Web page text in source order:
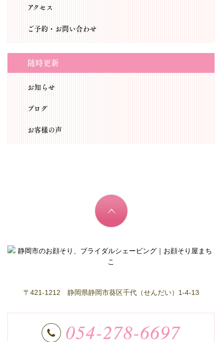
アクセス
ご予約・お問い合わせ
随時更新
お知らせ
ブログ
お客様の声
〒421-1212 静岡県静岡市葵区千代（せんだい）1-4-13